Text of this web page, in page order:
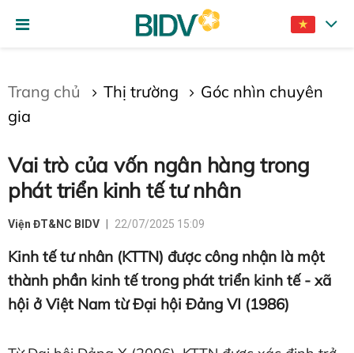
Trang chủ Thị trường
Góc nhìn chuyên
gia
Vai trò của vốn ngân hàng trong
phát triển kinh tế tư nhân
Viện ĐT&NC BIDV 22/07/2025 15:09
Kinh tế tư nhân (KTTN) được công nhận là một
thành phần kinh tế trong phát triển kinh tế - xã
hội ở Việt Nam từ Đại hội Đảng VI (1986)
Gửi bình luận